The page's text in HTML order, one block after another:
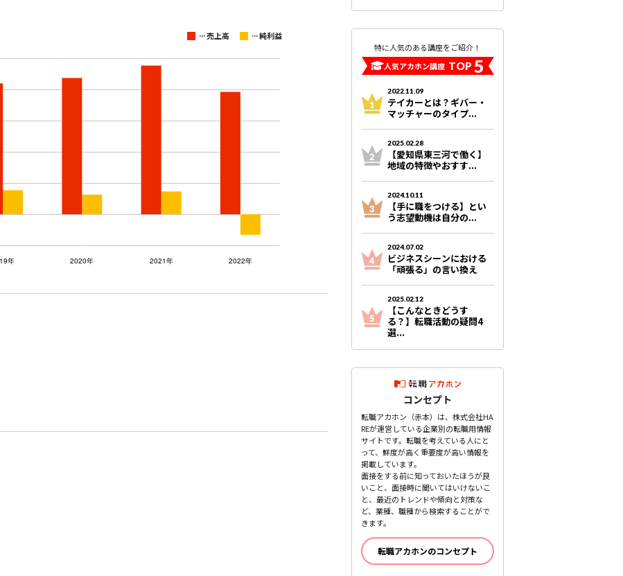
...売上高 ...純利益
特に人気のある講座をご紹介！
人気アカホン講座 TOP 5
2022.11.09
テイカーとは？ギバー・
マッチャーのタイプ...
2025.02.28
【愛知県東三河で働く】
地域の特徴やおすす...
2024.10.11
【手に職をつける】とい
う志望動機は自分の...
2024.07.02
ビジネスシーンにおける
「頑張る」の言い換え
2025.02.12
【こんなときどうす
る？】転職活動の疑問4
選...
コンセプト
転職アカホン（赤本）は、株式会社HA
REが運営している企業別の転職用情報
サイトです。転職を考えている人にと
って、鮮度が高く重要度が高い情報を
掲載しています。
面接をする前に知っておいたほうが良
いこと、面接時に聞いてはいけないこ
と、最近のトレンドや傾向と対策な
ど、業種、職種から検索することがで
きます。
転職アカホンのコンセプト